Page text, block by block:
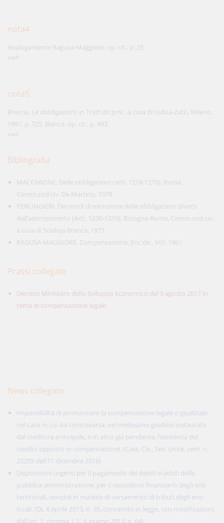
nota4
Analogamente Ragusa-Maggiore, op. cit., p. 25.
top4
nota5
Breccia, Le obbligazioni, in Tratt.dir.priv., a cura di Iudica-Zatti, Milano,
1991, p. 725, Bianca, op. cit., p. 493.
top5
Bibliografia
MACCARONE, Delle obbligazioni (artt. 1218-1276), Roma,
Comm.cod.civ. De Martino, 1978
PERLINGIERI, Dei modi di estinzione delle obbligazioni diversi
dall’adempimento (Artt. 1230-1259), Bologna-Roma, Comm.cod.civ.
a cura di Scialoja-Branca, 1975
RAGUSA-MAGGIORE, Compensazione, Enc.dir., VIII, 1961
Prassi collegate
Decreto Ministero dello Sviluppo Economico del 9 agosto 2017 in
tema di compensazione legale
News collegate
Impossibilità di pronunciare la compensazione legale o giudiziale
nel caso in cui sia controversa, nel medesimo giudizio instaurato
dal creditore principale, o in altro già pendente, l’esistenza del
credito opposto in compensazione. (Cass. Civ., Sez. Unite, sent. n.
23255 dell’11 dicembre 2016)
Disposizioni urgenti per il pagamento dei debiti scaduti della
pubblica amministrazione, per il riequilibrio finanziario degli enti
territoriali, nonché in materia di versamento di tributi degli enti
locali. (DL 8 aprile 2013, n. 35, convertito in legge, con modificazioni,
dall'art. 1, comma 1, L. 6 giugno 2013, n. 64)